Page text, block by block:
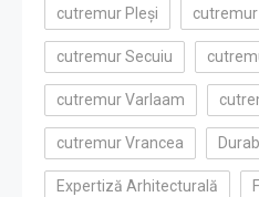
cutremur Pleși
cutremur Secuiu
cutremur Varlaam
cutremur Vrancea
Expertiză Arhitecturală